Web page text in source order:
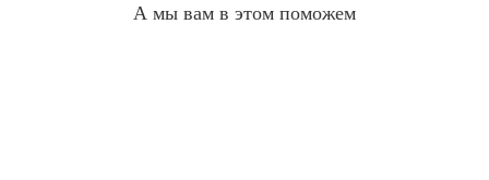
А мы вам в этом поможем